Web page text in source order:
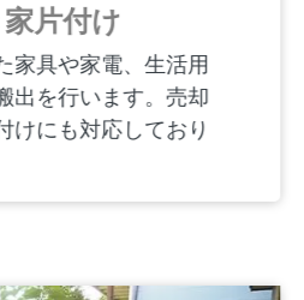
片付け
家具や家電、生活用
出を行います。売却
けにも対応しており